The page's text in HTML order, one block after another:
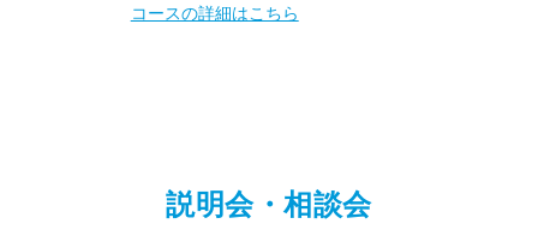
コースの詳細はこちら
説明会・相談会